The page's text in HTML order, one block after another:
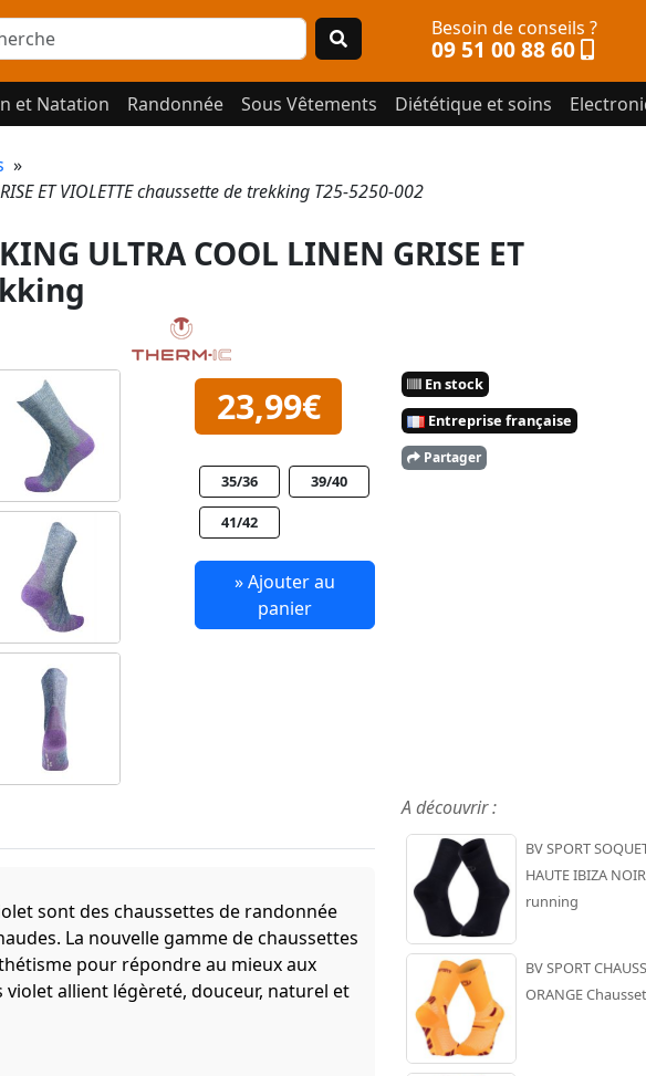
Besoin de conseils ?
09 51 00 88 60
et Natation Randonnée Sous Vêtements Diététique et soins
»
ET VIOLETTE chaussette de trekking T25-5250-002
ULTRA COOL LINEN GRISE ET
23,99€
35/36 39/40
41/42
» Ajouter au
panier
En stock
Entreprise française
Partager
sont des chaussettes de randonnée
La nouvelle gamme de chaussettes
pour répondre au mieux aux
violet allient légèreté, douceur, naturel et
A découvrir :
BV SPORT
HAUTE IBIZA
running
BV SPORT
ORANGE